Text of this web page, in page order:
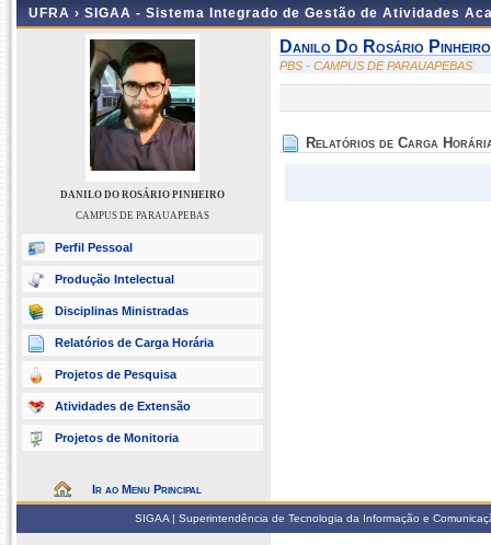
UFRA › SIGAA - Sistema Integrado de Gestão de Atividades
DANILO DO ROSÁRIO PINHEIRO
CAMPUS DE PARAUAPEBAS
Perfil Pessoal
Produção Intelectual
Disciplinas Ministradas
Relatórios de Carga Horária
Projetos de Pesquisa
Atividades de Extensão
Projetos de Monitoria
Ir ao Menu Principal
Danilo Do Rosário Pinheiro
PBS - CAMPUS DE PARAUAPEBAS
Relatórios de Carga
SIGAA | Superintendência de Tecnologia da Informação e